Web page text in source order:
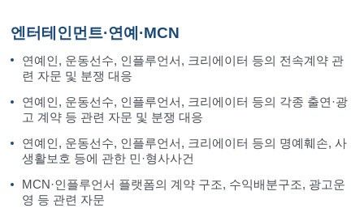
엔터테인먼트·연예·MCN
연예인, 운동선수, 인플루언서, 크리에이터 등의 전속계약 관
련 자문 및 분쟁 대응
연예인, 운동선수, 인플루언서, 크리에이터 등의 각종 출연·광
고 계약 등 관련 자문 및 분쟁 대응
연예인, 운동선수, 인플루언서, 크리에이터 등의 명예훼손, 사
생활보호 등에 관한 민·형사사건
MCN·인플루언서 플랫폼의 계약 구조, 수익배분구조, 광고운
영 등 관련 자문